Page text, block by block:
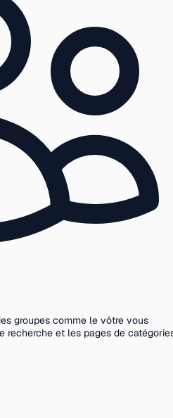
groupes comme le vôtre vous
recherche et les pages de